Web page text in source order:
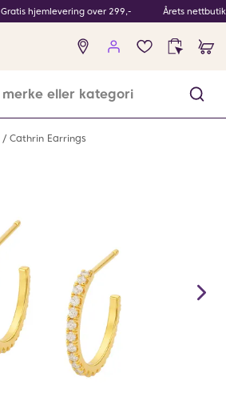
Gratis hjemlevering over 299,- Årets
Ingen
produkter
Cathrin Earrings